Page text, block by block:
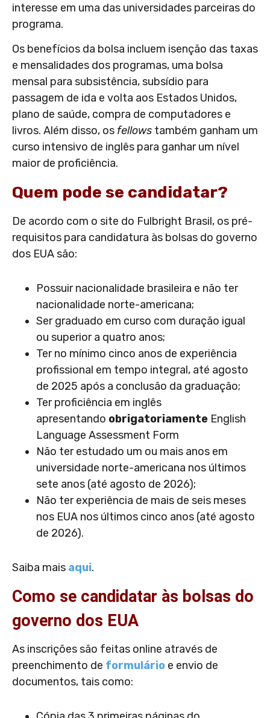
interesse em uma das universidades parceiras do
programa.
Os benefícios da bolsa incluem isenção das taxas
e mensalidades dos programas, uma bolsa
mensal para subsistência, subsídio para
passagem de ida e volta aos Estados Unidos,
plano de saúde, compra de computadores e
livros. Além disso, os fellows também ganham um
curso intensivo de inglês para ganhar um nível
maior de proficiência.
Quem pode se candidatar?
De acordo com o site do Fulbright Brasil, os pré-
requisitos para candidatura às bolsas do governo
dos EUA são:
Possuir nacionalidade brasileira e não ter
nacionalidade norte-americana;
Ser graduado em curso com duração igual
ou superior a quatro anos;
Ter no mínimo cinco anos de experiência
profissional em tempo integral, até agosto
de 2025 após a conclusão da graduação;
Ter proficiência em inglês
apresentando obrigatoriamente English
Language Assessment Form
Não ter estudado um ou mais anos em
universidade norte-americana nos últimos
sete anos (até agosto de 2026);
Não ter experiência de mais de seis meses
nos EUA nos últimos cinco anos (até agosto
de 2026).
Saiba mais aqui.
Como se candidatar às bolsas do
governo dos EUA
As inscrições são feitas online através de
preenchimento de formulário e envio de
documentos, tais como: